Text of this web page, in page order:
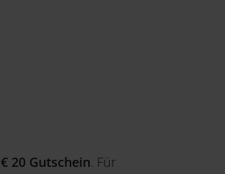
€ 20 Gutschein. Für